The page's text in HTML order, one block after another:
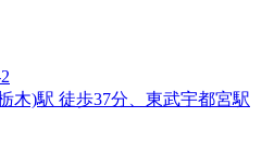
木)駅 徒歩37分、東武宇都宮駅